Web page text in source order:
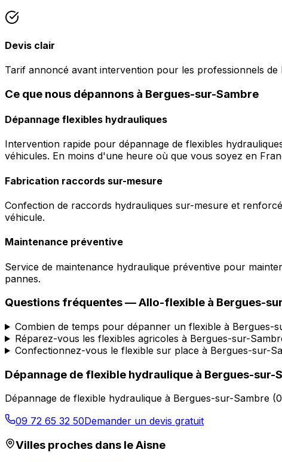
Devis clair
Tarif annoncé avant intervention pour les professionnels
Ce que nous dépannons à Bergues-sur-Sambre
Dépannage flexibles hydrauliques
Intervention rapide pour dépannage de flexibles
véhicules. En moins d'une heure où que vous soyez en
Fabrication raccords sur-mesure
Confection de raccords hydrauliques sur-mesure et
véhicule.
Maintenance préventive
Service de maintenance hydraulique préventive pour
pannes.
Questions fréquentes —Allo-flexible à Bergues-
Combien de temps pour dépanner un flexible à Bergues-
Réparez-vous les flexibles agricoles à Bergues-sur-
Confectionnez-vous le flexible sur place à Bergues-sur-
Dépannage de flexible hydraulique à Bergues-sur-
Dépannage de flexible hydraulique à Bergues-sur-Sambre (
09 72 65 32 50Demander un devis gratuit
Villes proches dans leAisne